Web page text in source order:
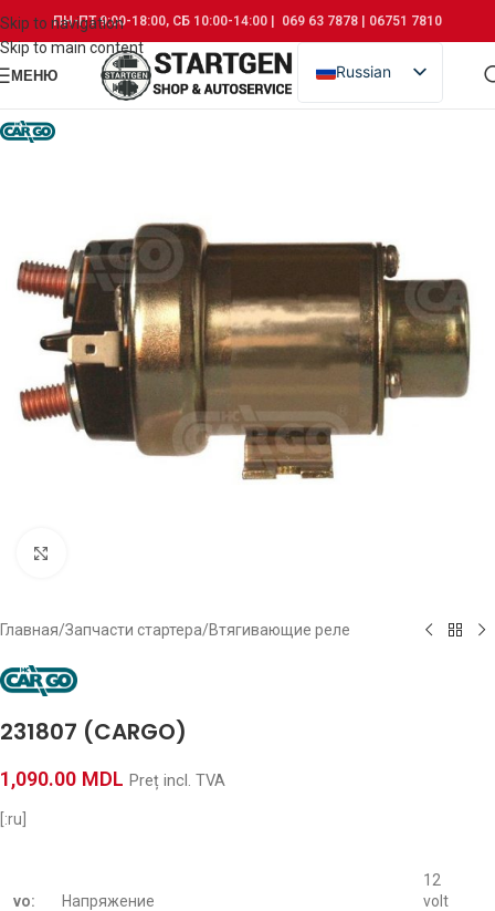
Skip to navigation
Skip to main content
ПН-ПТ 9:00-18:00, СБ 10:00-14:00 | 069 63 7878 | 06751 7810
МЕНЮ
Russian
Romanian
Главная/Запчасти стартера/Втягивающие реле
231807 (CARGO)
1,090.00 MDL Preț incl. TVA
[:ru]
vo: Напряжение
12
volt